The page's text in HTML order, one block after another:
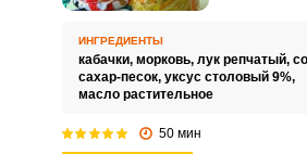
кабачков и
овощей
ИНГРЕДИЕНТЫ
кабачки, морковь, лук репчатый,
сахар-песок, уксус столовый 9%,
масло растительное
50 мин